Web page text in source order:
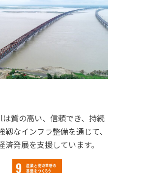
質の高い、信頼でき、持続
靱なインフラ整備を通じて、
済発展を支援しています。